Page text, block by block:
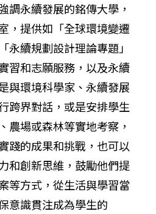
調永續發展的銘傳大學，
，提供如「全球環境變遷
永續規劃設計理論專題」
習和志願服務，以及永續
與環境科學家、永續發展
跨界對話，或是安排學生
農場或森林等實地考察，
踐的成果和挑戰，也可以
和創新思維，鼓勵他們提
等方式，從生活與學習當
意識貫注成為學生的